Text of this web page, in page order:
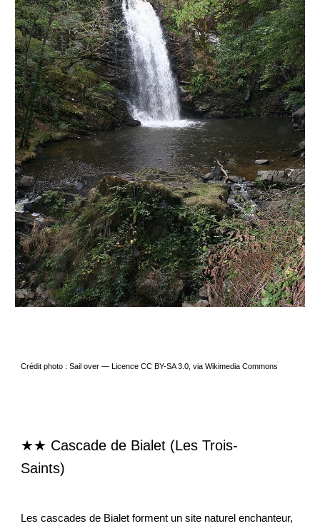
Crédit photo : Sail over — Licence CC BY-SA 3.0, via Wikimedia Commons
★★ Cascade de Bialet (Les Trois-
Saints)
Les cascades de Bialet forment un site naturel enchanteur,